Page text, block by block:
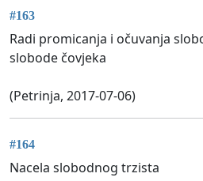
#163
Radi promicanja i očuvanja
slobode čovjeka
(Petrinja, 2017-07-06)
#164
Nacela slobodnog trzista